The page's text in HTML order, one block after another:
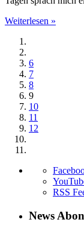
Weiterlesen »
6
7
8
9
10
11
12
RSS
News